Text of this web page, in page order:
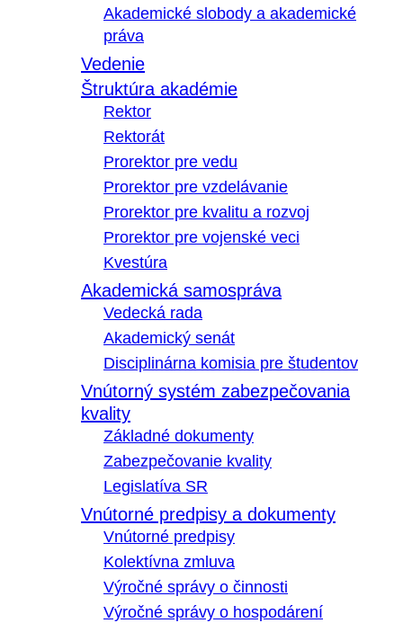
Akademické slobody a akademické
práva
Vedenie
Štruktúra akadémie
Rektor
Rektorát
Prorektor pre vedu
Prorektor pre vzdelávanie
Prorektor pre kvalitu a rozvoj
Prorektor pre vojenské veci
Kvestúra
Akademická samospráva
Vedecká rada
Akademický senát
Disciplinárna komisia pre študentov
Vnútorný systém zabezpečovania
kvality
Základné dokumenty
Zabezpečovanie kvality
Legislatíva SR
Vnútorné predpisy a dokumenty
Vnútorné predpisy
Kolektívna zmluva
Výročné správy o činnosti
Výročné správy o hospodárení